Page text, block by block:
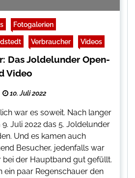
Fotogalerien
Verbraucher Videos
Das Joldelunder Open-
Video
10. Juli 2022
war es soweit. Nach langer
Juli 2022 das 5. Joldelunder
Und es kamen auch
Besucher, jedenfalls war
bei der Hauptband gut gefüllt.
ein paar Regenschauer den